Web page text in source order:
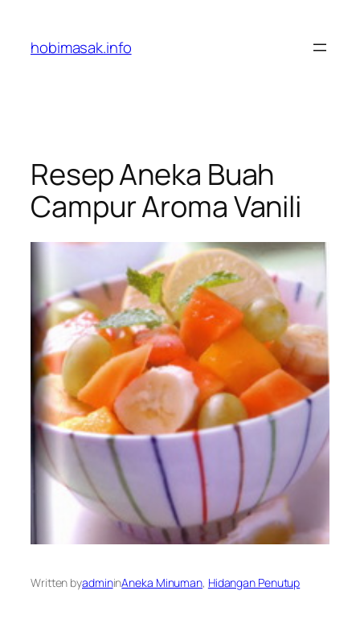
content
hobimasak.info
Resep Aneka Buah
Campur Aroma Vanili
Written byadmininAneka Minuman, Hidangan Penutup